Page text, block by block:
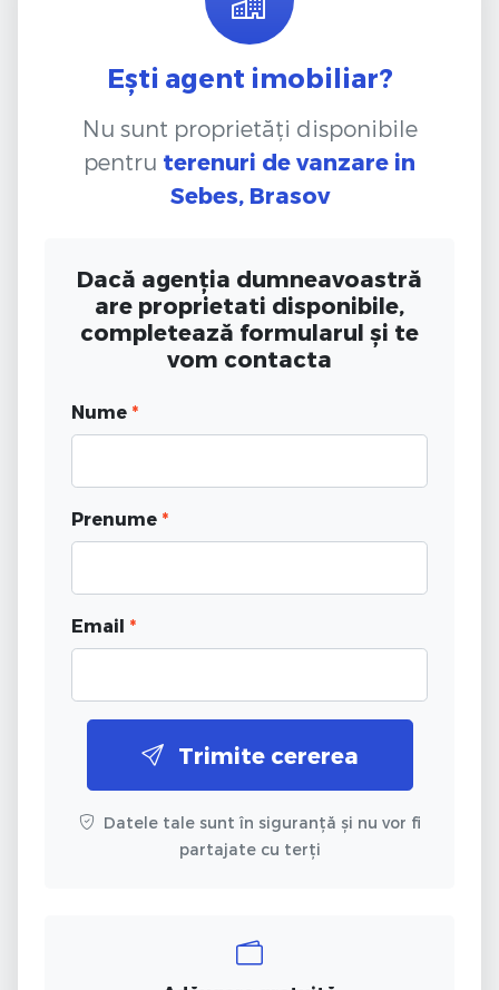
Ești agent imobiliar?
Nu sunt proprietăți disponibile
pentru terenuri de vanzare in
Sebes, Brasov
Dacă agenția dumneavoastră
are proprietati disponibile,
completează formularul și te
vom contacta
Nume *
Prenume *
Email *
Trimite cererea
Datele tale sunt în siguranță și nu vor fi
partajate cu terți